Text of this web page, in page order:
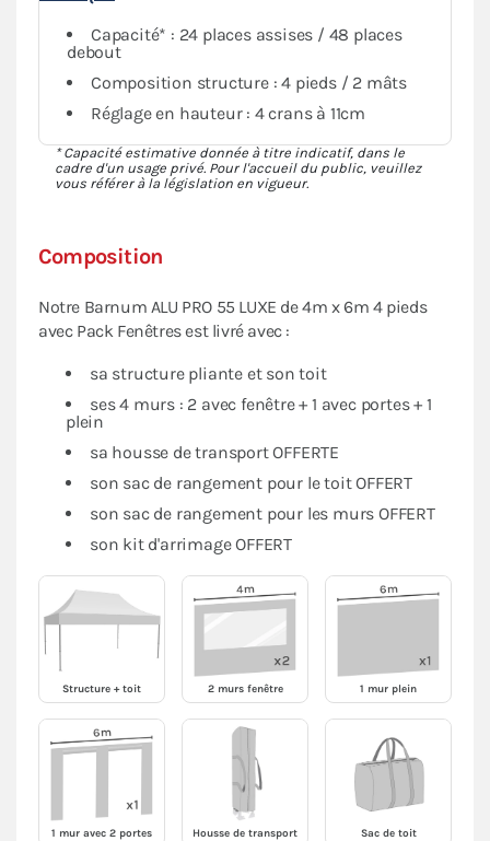
Composition
Notre Barnum ALU PRO 55 LUXE de 4m x 6m 4 pieds
avec Pack Fenêtres est livré avec :
sa structure pliante et son toit
ses 4 murs : 2 avec fenêtre + 1 avec portes + 1
plein
sa housse de transport OFFERTE
son sac de rangement pour le toit OFFERT
son sac de rangement pour les murs OFFERT
son kit d'arrimage OFFERT
Structure + toit 2 murs fenêtre 1 mur plein
1 mur avec 2 portes Housse de transport Sac de toit
Capacité* : 24 places assises / 48 places
debout
Composition structure : 4 pieds / 2 mâts
Réglage en hauteur : 4 crans à 11cm
* Capacité estimative donnée à titre indicatif, dans le
cadre d'un usage privé. Pour l'accueil du public, veuillez
vous référer à la législation en vigueur.